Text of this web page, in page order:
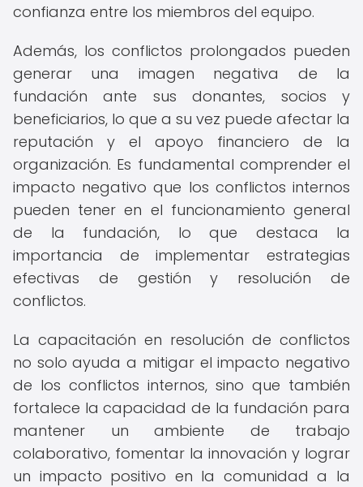
confianza entre los miembros del equipo.
Además, los conflictos prolongados pueden
generar una imagen negativa de la
fundación ante sus donantes, socios y
beneficiarios, lo que a su vez puede afectar la
reputación y el apoyo financiero de la
organización. Es fundamental comprender el
impacto negativo que los conflictos internos
pueden tener en el funcionamiento general
de la fundación, lo que destaca la
importancia de implementar estrategias
efectivas de gestión y resolución de
conflictos.
La capacitación en resolución de conflictos
no solo ayuda a mitigar el impacto negativo
de los conflictos internos, sino que también
fortalece la capacidad de la fundación para
mantener un ambiente de trabajo
colaborativo, fomentar la innovación y lograr
un impacto positivo en la comunidad a la